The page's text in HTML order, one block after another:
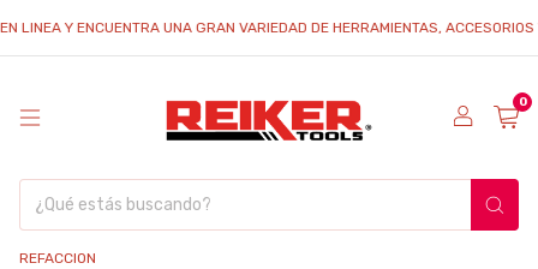
Y ENCUENTRA UNA GRAN VARIEDAD DE HERRAMIENTAS, ACCESORIOS Y
0
REFACCION